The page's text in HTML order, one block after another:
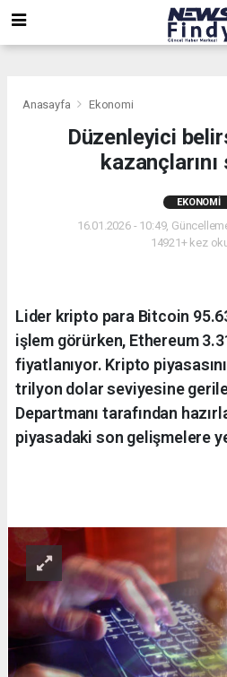
Anasayfa Ekonomi
Düzenleyici
kazançlarını
EKONOMI
16.01.2026 - 10:49,
14921+ kez
Lider kripto para Bitcoin
işlem görürken, Ethereum
fiyatlanıyor. Kripto
trilyon dolar seviyesine
Departmanı tarafından
piyasadaki son gelişmelere